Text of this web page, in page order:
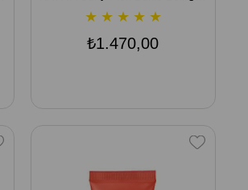
★ ★ ★ ★ ★
₺1.470,00